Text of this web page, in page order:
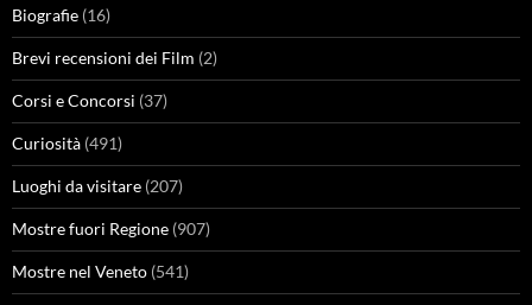
Biografie (16)
Brevi recensioni dei Film (2)
Corsi e Concorsi (37)
Curiosità (491)
Luoghi da visitare (207)
Mostre fuori Regione (907)
Mostre nel Veneto (541)